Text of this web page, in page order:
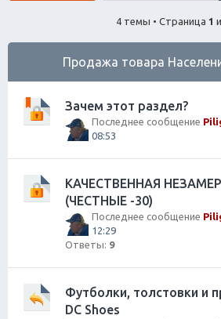
4 темы • Страница 1
Продажа товара
Зачем этот раздел?
Последнее сообщение
08:53
КАЧЕСТВЕННАЯ
(ЧЕСТНЫЕ -30)
Последнее сообщение
12:29
Ответы: 9
Футболки, толстовки и
DC Shoes